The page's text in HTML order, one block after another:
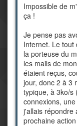
Impossible de
ça !
Je pense pas
Internet. Le tout
la porteuse du
les mails de
étaient reçus,
jour, donc 2 à 3
typique, à 3ko/s
connexions,
j'allais répondre
prochaine